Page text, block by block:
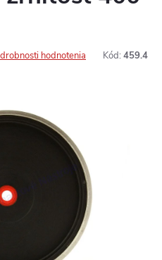
hodnotenia Kód: 459.4